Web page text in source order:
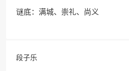
谜底：满城、崇礼、尚义
段子乐